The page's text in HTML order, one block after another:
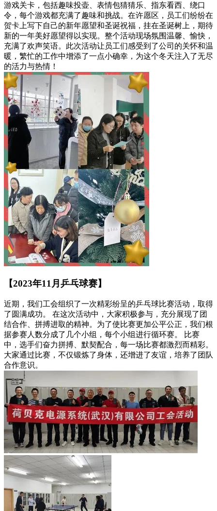
游戏关卡，包括趣味投壶、表情包猜猜乐、指东看西、绕口
令，每个游戏都充满了趣味和挑战。在许愿区，员工们纷纷在
贺卡上写下自己的新年愿望和圣诞祝福，挂在圣诞树上，期待
新的一年美好愿望得以实现。整个活动现场氛围温馨、愉快，
充满了欢声笑语。此次活动让员工们感受到了公司的关怀和温
暖，繁忙的工作中增添了一点小确幸，为这个冬天注入了无尽
的活力与热情！
【2023年11月乒乓球赛】
近期，我们工会组织了一次精彩纷呈的乒乓球比赛活动，取得
了圆满成功。 在这次活动中，大家积极参与，充分展现了团
结合作、拼搏进取的精神。为了使比赛更加公平公正，我们根
据参赛人数分成了几个小组，每个小组进行循环赛。 比赛
中，选手们奋力拼搏、默契配合，每一场比赛都激烈而精彩。
大家通过比赛，不仅锻炼了身体，还增进了友谊，培养了团队
合作意识。